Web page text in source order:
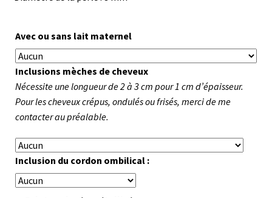
Avec ou sans lait maternel
Inclusions mèches de cheveux
Nécessite une longueur de 2 à 3 cm pour 1 cm d’épaisseur.
Pour les cheveux crépus, ondulés ou frisés, merci de me
contacter au préalable.
Inclusion du cordon ombilical :